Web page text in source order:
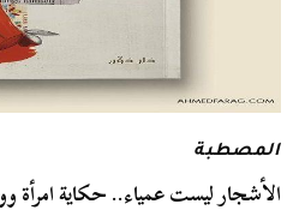
المصطبة
الأشجار ليست عمياء.. حكاية امرأة